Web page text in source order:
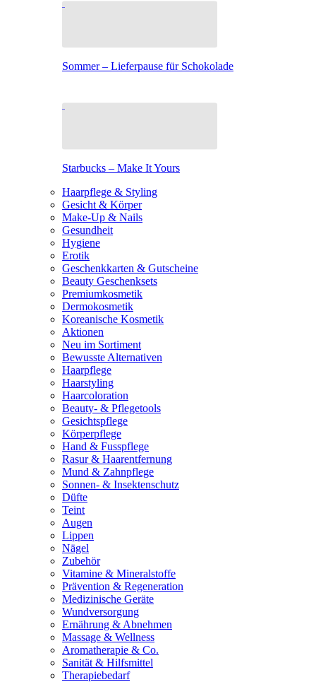
Sommer – Lieferpause für Schokolade
Starbucks – Make It Yours
Haarpflege & Styling
Gesicht & Körper
Make-Up & Nails
Gesundheit
Hygiene
Erotik
Geschenkkarten & Gutscheine
Beauty Geschenksets
Premiumkosmetik
Dermokosmetik
Koreanische Kosmetik
Aktionen
Neu im Sortiment
Bewusste Alternativen
Haarpflege
Haarstyling
Haarcoloration
Beauty- & Pflegetools
Gesichtspflege
Körperpflege
Hand & Fusspflege
Rasur & Haarentfernung
Mund & Zahnpflege
Sonnen- & Insektenschutz
Düfte
Teint
Augen
Lippen
Nägel
Zubehör
Vitamine & Mineralstoffe
Prävention & Regeneration
Medizinische Geräte
Wundversorgung
Ernährung & Abnehmen
Massage & Wellness
Aromatherapie & Co.
Sanität & Hilfsmittel
Therapiebedarf